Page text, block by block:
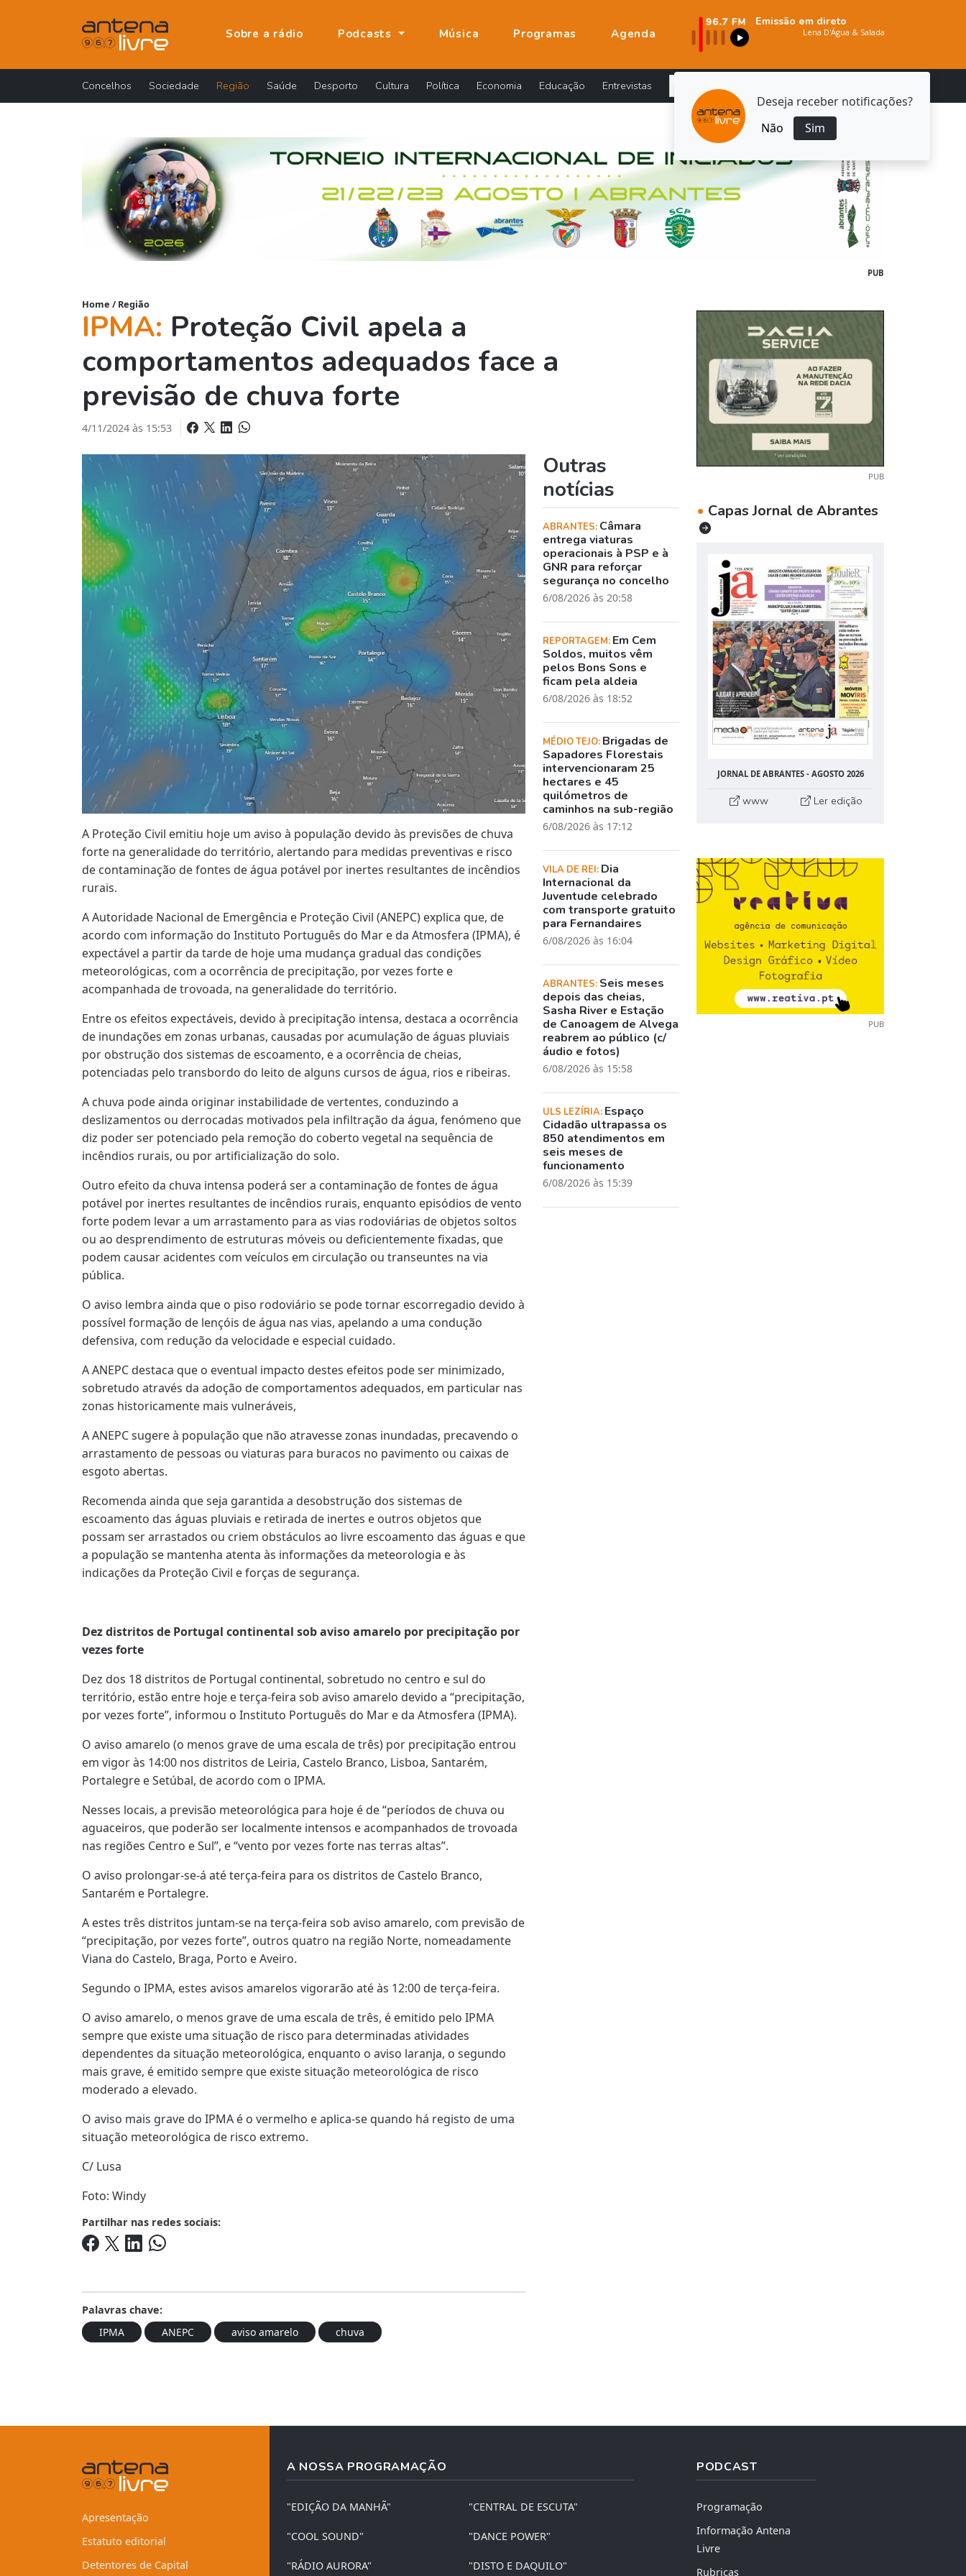
Deseja receber notificações?
Não
Sim
Sobre a rádio Podcasts Música Programas Agenda
Emissão em direto
Concelhos Sociedade Região Saúde Desporto Cultura Política Economia Educação Entrevistas
PUB
Home / Região
IPMA: Proteção Civil apela a
comportamentos adequados face a
previsão de chuva forte
4/11/2024 às 15:53
A Proteção Civil emitiu hoje um aviso à população devido às previsões de chuva
forte na generalidade do território, alertando para medidas preventivas e risco
de contaminação de fontes de água potável por inertes resultantes de incêndios
rurais.
A Autoridade Nacional de Emergência e Proteção Civil (ANEPC) explica que, de
acordo com informação do Instituto Português do Mar e da Atmosfera (IPMA), é
expectável a partir da tarde de hoje uma mudança gradual das condições
meteorológicas, com a ocorrência de precipitação, por vezes forte e
acompanhada de trovoada, na generalidade do território.
Entre os efeitos expectáveis, devido à precipitação intensa, destaca a ocorrência
de inundações em zonas urbanas, causadas por acumulação de águas pluviais
por obstrução dos sistemas de escoamento, e a ocorrência de cheias,
potenciadas pelo transbordo do leito de alguns cursos de água, rios e ribeiras.
A chuva pode ainda originar instabilidade de vertentes, conduzindo a
deslizamentos ou derrocadas motivados pela infiltração da água, fenómeno que
diz poder ser potenciado pela remoção do coberto vegetal na sequência de
incêndios rurais, ou por artificialização do solo.
Outro efeito da chuva intensa poderá ser a contaminação de fontes de água
potável por inertes resultantes de incêndios rurais, enquanto episódios de vento
forte podem levar a um arrastamento para as vias rodoviárias de objetos soltos
ou ao desprendimento de estruturas móveis ou deficientemente fixadas, que
podem causar acidentes com veículos em circulação ou transeuntes na via
pública.
O aviso lembra ainda que o piso rodoviário se pode tornar escorregadio devido à
possível formação de lençóis de água nas vias, apelando a uma condução
defensiva, com redução da velocidade e especial cuidado.
A ANEPC destaca que o eventual impacto destes efeitos pode ser minimizado,
sobretudo através da adoção de comportamentos adequados, em particular nas
zonas historicamente mais vulneráveis,
A ANEPC sugere à população que não atravesse zonas inundadas, precavendo o
arrastamento de pessoas ou viaturas para buracos no pavimento ou caixas de
esgoto abertas.
Recomenda ainda que seja garantida a desobstrução dos sistemas de
escoamento das águas pluviais e retirada de inertes e outros objetos que
possam ser arrastados ou criem obstáculos ao livre escoamento das águas e que
a população se mantenha atenta às informações da meteorologia e às
indicações da Proteção Civil e forças de segurança.
Dez distritos de Portugal continental sob aviso amarelo por precipitação por
vezes forte
Dez dos 18 distritos de Portugal continental, sobretudo no centro e sul do
território, estão entre hoje e terça-feira sob aviso amarelo devido a “precipitação,
por vezes forte”, informou o Instituto Português do Mar e da Atmosfera (IPMA).
O aviso amarelo (o menos grave de uma escala de três) por precipitação entrou
em vigor às 14:00 nos distritos de Leiria, Castelo Branco, Lisboa, Santarém,
Portalegre e Setúbal, de acordo com o IPMA.
Nesses locais, a previsão meteorológica para hoje é de “períodos de chuva ou
aguaceiros, que poderão ser localmente intensos e acompanhados de trovoada
nas regiões Centro e Sul”, e “vento por vezes forte nas terras altas”.
O aviso prolongar-se-á até terça-feira para os distritos de Castelo Branco,
Santarém e Portalegre.
A estes três distritos juntam-se na terça-feira sob aviso amarelo, com previsão de
“precipitação, por vezes forte”, outros quatro na região Norte, nomeadamente
Viana do Castelo, Braga, Porto e Aveiro.
Segundo o IPMA, estes avisos amarelos vigorarão até às 12:00 de terça-feira.
O aviso amarelo, o menos grave de uma escala de três, é emitido pelo IPMA
sempre que existe uma situação de risco para determinadas atividades
dependentes da situação meteorológica, enquanto o aviso laranja, o segundo
mais grave, é emitido sempre que existe situação meteorológica de risco
moderado a elevado.
O aviso mais grave do IPMA é o vermelho e aplica-se quando há registo de uma
situação meteorológica de risco extremo.
C/ Lusa
Foto: Windy
Partilhar nas redes sociais:
Palavras chave:
IPMA
ANEPC aviso amarelo chuva
Outras
notícias
ABRANTES: Câmara
entrega viaturas
operacionais à PSP e à
GNR para reforçar
segurança no concelho
6/08/2026 às 20:58
REPORTAGEM: Em Cem
Soldos, muitos vêm
pelos Bons Sons e
ficam pela aldeia
6/08/2026 às 18:52
MÉDIO TEJO: Brigadas de
Sapadores Florestais
intervencionaram 25
hectares e 45
quilómetros de
caminhos na sub-região
6/08/2026 às 17:12
VILA DE REI: Dia
Internacional da
Juventude celebrado
com transporte gratuito
para Fernandaires
6/08/2026 às 16:04
ABRANTES: Seis meses
depois das cheias,
Sasha River e Estação
de Canoagem de Alvega
reabrem ao público (c/
áudio e fotos)
6/08/2026 às 15:58
ULS LEZÍRIA: Espaço
Cidadão ultrapassa os
850 atendimentos em
seis meses de
funcionamento
6/08/2026 às 15:39
PUB
• Capas Jornal de Abrantes
JORNAL DE ABRANTES - AGOSTO 2026
www Ler edição
PUB
Apresentação
Estatuto editorial
Detentores de Capital
A NOSSA PROGRAMAÇÃO
"EDIÇÃO DA MANHÃ" "CENTRAL DE ESCUTA"
"COOL SOUND" "DANCE POWER"
"RÁDIO AURORA" "DISTO E DAQUILO"
PODCAST
Programação
Informação Antena
Livre
Rubricas